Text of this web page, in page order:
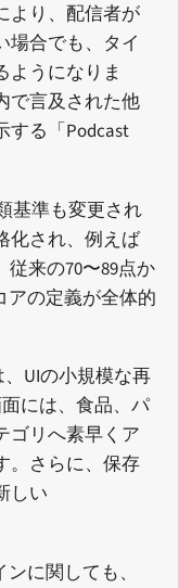
より、配信者が
場合でも、タイ
ようになりま
で言及された他
する「Podcast
基準も変更され
化され、例えば
従来の70〜89点か
アの定義が全体的
、UIの小規模な再
には、食品、パ
ゴリへ素早くア
。さらに、保存
しい
に関しても、